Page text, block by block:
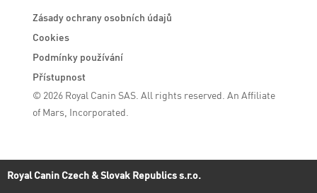
Royal Canin Czech & Slovak Republics s.r.o.
Zásady ochrany osobních údajů
Cookies
Podmínky používání
Přístupnost
© 2026 Royal Canin SAS. All rights reserved. An Affiliate
of Mars, Incorporated.